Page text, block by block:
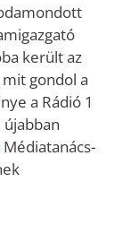
került az
gondol a
a Rádió 1
újabban
Médiatanács-